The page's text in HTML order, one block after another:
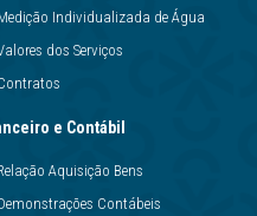
Individualizada de Água
dos Serviços
e Contábil
Aquisição Bens
Contábeis